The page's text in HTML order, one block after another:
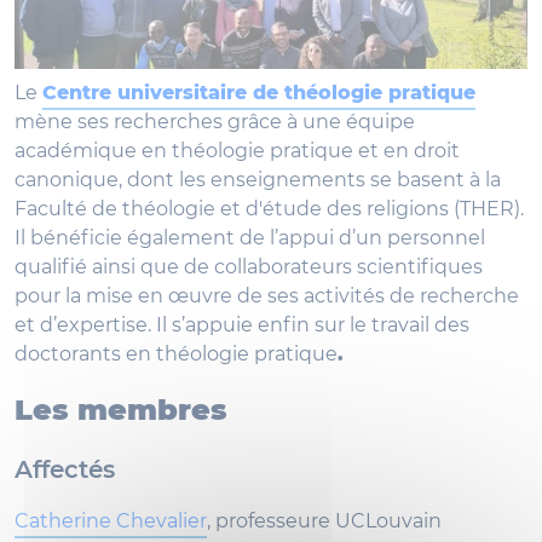
Le Centre universitaire de théologie pratique
mène ses recherches grâce à une équipe
académique en théologie pratique et en droit
canonique, dont les enseignements se basent à la
Faculté de théologie et d'étude des religions (THER).
Il bénéficie également de l’appui d’un personnel
qualifié ainsi que de collaborateurs scientifiques
pour la mise en œuvre de ses activités de recherche
et d’expertise. Il s’appuie enfin sur le travail des
doctorants en théologie pratique.
Les membres
Affectés
Catherine Chevalier, professeure UCLouvain